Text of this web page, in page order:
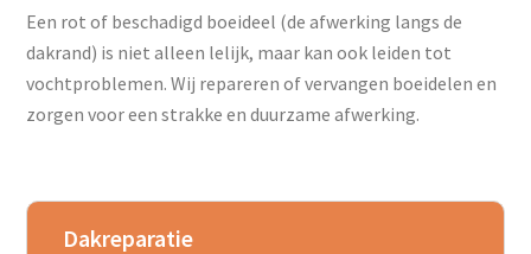
Een rot of beschadigd boeideel (de afwerking langs de
dakrand) is niet alleen lelijk, maar kan ook leiden tot
vochtproblemen. Wij repareren of vervangen boeidelen en
zorgen voor een strakke en duurzame afwerking.
Dakreparatie